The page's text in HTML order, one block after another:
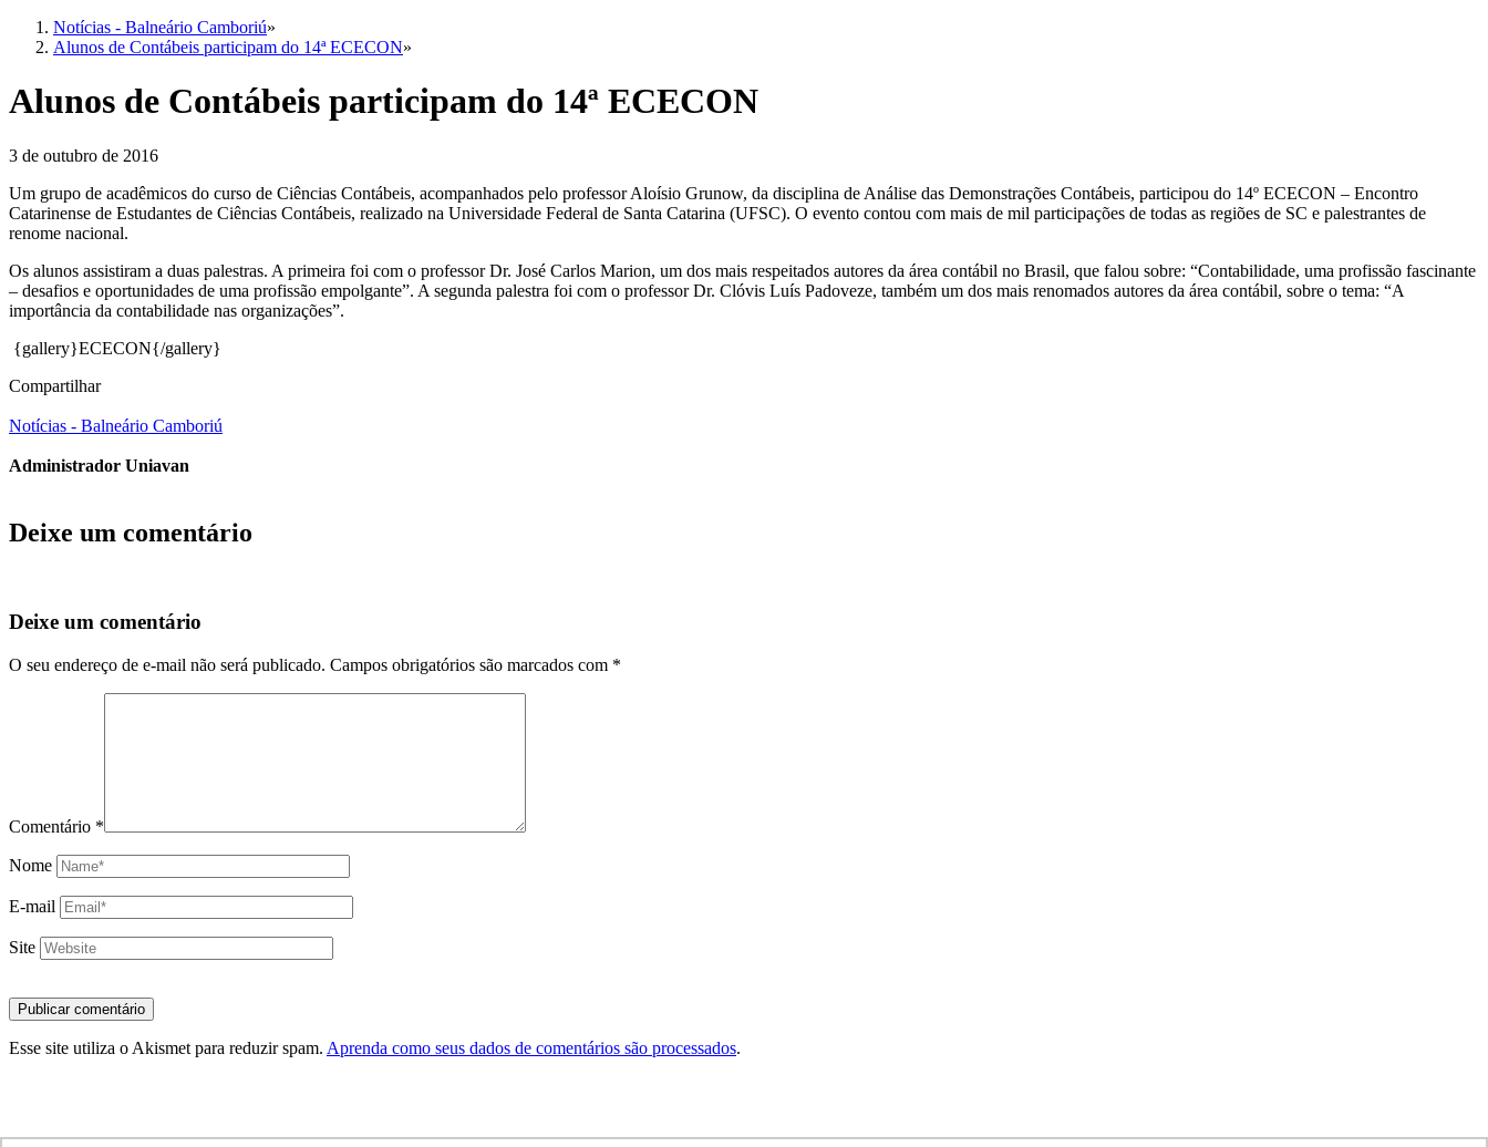
Notícias - Balneário Camboriú»
Alunos de Contábeis participam do 14ª ECECON»
Alunos de Contábeis participam do 14ª ECECON
3 de outubro de 2016
Um grupo de acadêmicos do curso de Ciências Contábeis, acompanhados pelo professor Aloísio Grunow, da disciplina de Análise das Demonstrações Contábeis, participou do 14º ECECON – Encontro
Catarinense de Estudantes de Ciências Contábeis, realizado na Universidade Federal de Santa Catarina (UFSC). O evento contou com mais de mil participações de todas as regiões de SC e palestrantes de
renome nacional.
Os alunos assistiram a duas palestras. A primeira foi com o professor Dr. José Carlos Marion, um dos mais respeitados autores da área contábil no Brasil, que falou sobre: “Contabilidade, uma profissão fascinante
– desafios e oportunidades de uma profissão empolgante”. A segunda palestra foi com o professor Dr. Clóvis Luís Padoveze, também um dos mais renomados autores da área contábil, sobre o tema: “A
importância da contabilidade nas organizações”.
{gallery}ECECON{/gallery}
Compartilhar
Notícias - Balneário Camboriú
Administrador Uniavan
Deixe um comentário
Deixe um comentário
O seu endereço de e-mail não será publicado. Campos obrigatórios são marcados com *
Comentário *
Nome
E-mail
Site
Esse site utiliza o Akismet para reduzir spam. Aprenda como seus dados de comentários são processados.